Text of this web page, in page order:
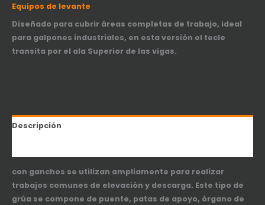
Equipos de levante
Diseñado para cubrir áreas completas de trabajo, ideal
para galpones industriales, en esta versión el tecle
transita por el ala Superior de las vigas.
Descripción
con ganchos se utilizan ampliamente para realizar
trabajos comunes de elevación y descarga. Este tipo de
grúa se compone de puente, patas de apoyo, órgano de